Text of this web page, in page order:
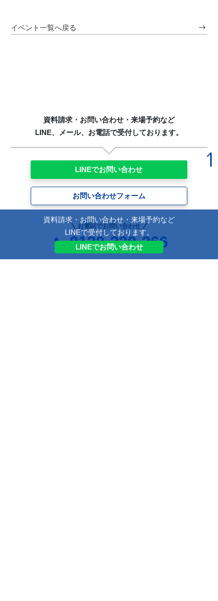
イベント一覧へ戻る
資料請求・お問い合わせ・来場予約など
LINE、メール、お電話で受付しております。
LINEでお問い合わせ
お問い合わせフォーム
お電話でお問い合わせ
0120-330-266
資料請求・お問い合わせ・来場予約など
LINEで受付しております。
LINEでお問い合わせ